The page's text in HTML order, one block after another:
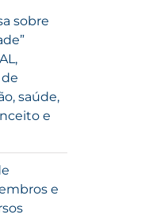
sobre
saúde,
e
e